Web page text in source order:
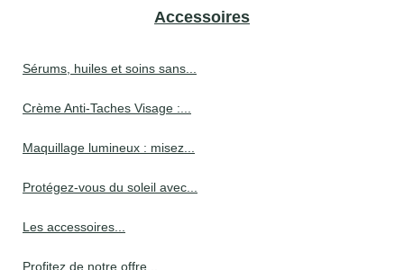
Accessoires
Sérums, huiles et soins sans...
Crème Anti-Taches Visage :...
Maquillage lumineux : misez...
Protégez-vous du soleil avec...
Les accessoires...
Profitez de notre offre...